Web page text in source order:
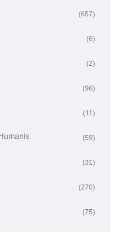
(657)
(6)
(2)
(96)
(11)
(59)
(31)
(270)
(75)